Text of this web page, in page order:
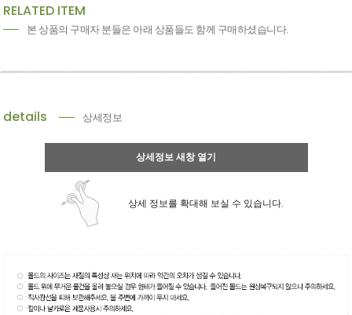
RELATED ITEM
본 상품의 구매자 분들은 아래 상품들도 함께 구매하셨습니다.
details 상세정보
상세정보 새창 열기
상세 정보를 확대해 보실 수 있습니다.